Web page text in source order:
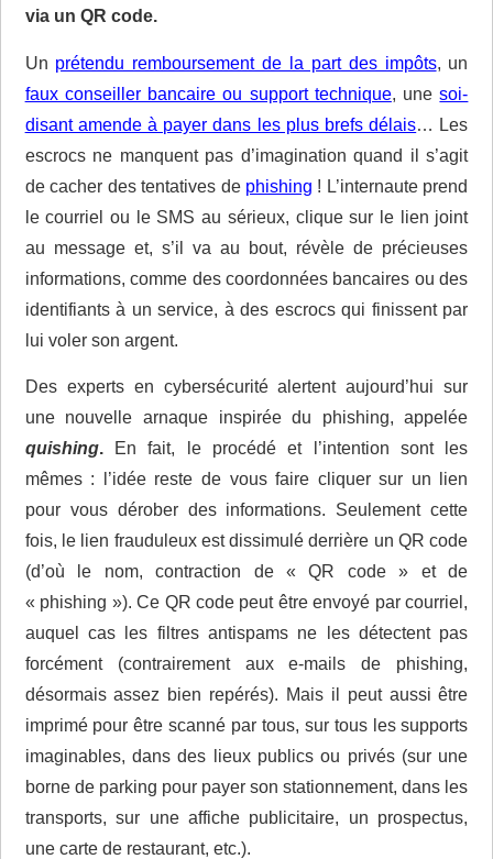
via un QR code.
Un prétendu remboursement de la part des impôts, un
faux conseiller bancaire ou support technique, unesoi-
disant amende à payer dans les plus brefs délais… Les
escrocs ne manquent pas d’imagination quand il s’agit
de cacher des tentatives de phishing ! L’internaute prend
le courriel ou le SMS au sérieux, clique sur le lien joint
au message et, s’il va au bout, révèle de précieuses
informations, comme des coordonnées bancaires ou des
identifiants à un service, à des escrocs qui finissent par
lui voler son argent.
Des experts en cybersécurité alertent aujourd’hui sur
une nouvelle arnaque inspirée du phishing, appelée
quishing.En fait, le procédé et l’intention sont les
mêmes : l’idée reste de vous faire cliquer sur un lien
pour vous dérober des informations. Seulement cette
fois, le lien frauduleux est dissimulé derrière un QR code
(d’où le nom, contraction de « QR code » et de
« phishing »). Ce QR code peut être envoyé par courriel,
auquel cas les filtres antispams ne les détectent pas
forcément (contrairement aux e-mails de phishing,
désormais assez bien repérés). Mais il peut aussi être
imprimé pour être scanné par tous, sur tous les supports
imaginables, dans des lieux publics ou privés (sur une
borne de parking pour payer son stationnement, dans les
transports, sur une affiche publicitaire, un prospectus,
une carte de restaurant, etc.).